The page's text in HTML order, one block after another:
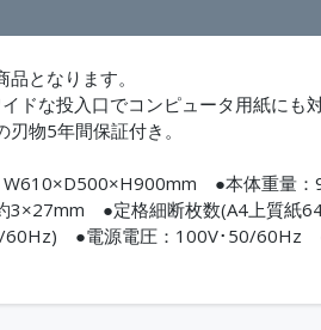
となります。
ドな投入口でコンピュータ用紙にも
刃物5年間保証付き。
W610×D500×H900mm ●本体重量
3×27mm ●定格細断枚数(A4上質紙
●電源電圧：100V･50/60Hz